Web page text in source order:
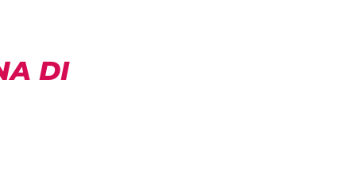
DI